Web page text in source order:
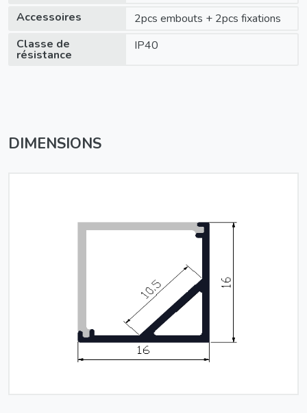
Accessoires
2pcs embouts + 2pcs fixations
Classe de
résistance
IP40
DIMENSIONS